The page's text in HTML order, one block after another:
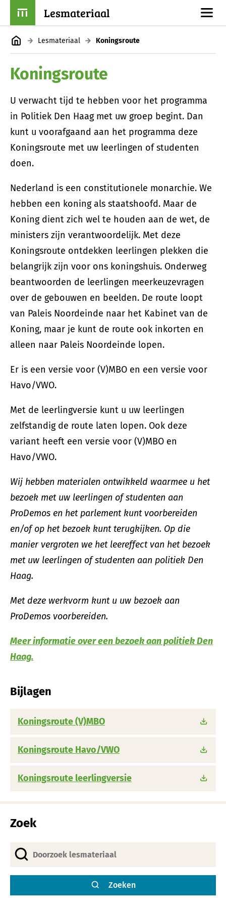
Lesmateriaal
Lesmateriaal Koningsroute
Koningsroute
U verwacht tijd te hebben voor het programma
in Politiek Den Haag met uw groep begint. Dan
kunt u voorafgaand aan het programma deze
Koningsroute met uw leerlingen of studenten
doen.
Nederland is een constitutionele monarchie. We
hebben een koning als staatshoofd. Maar de
Koning dient zich wel te houden aan de wet, de
ministers zijn verantwoordelijk. Met deze
Koningsroute ontdekken leerlingen plekken die
belangrijk zijn voor ons koningshuis. Onderweg
beantwoorden de leerlingen meerkeuzevragen
over de gebouwen en beelden. De route loopt
van Paleis Noordeinde naar het Kabinet van de
Koning, maar je kunt de route ook inkorten en
alleen naar Paleis Noordeinde lopen.
Er is een versie voor (V)MBO en een versie voor
Havo/VWO.
Met de leerlingversie kunt u uw leerlingen
zelfstandig de route laten lopen. Ook deze
variant heeft een versie voor (V)MBO en
Havo/VWO.
Wij hebben materialen ontwikkeld waarmee u het
bezoek met uw leerlingen of studenten aan
ProDemos en het parlement kunt voorbereiden
en/of op het bezoek kunt terugkijken. Op die
manier vergroten we het leereffect van het bezoek
met uw leerlingen of studenten aan politiek Den
Haag.
Met deze werkvorm kunt u uw bezoek aan
ProDemos voorbereiden.
Meer informatie over een bezoek aan politiek Den
Haag.
Bijlagen
Koningsroute (V)MBO
Koningsroute Havo/VWO
Koningsroute leerlingversie
Zoek
Zoeken